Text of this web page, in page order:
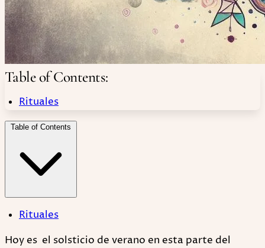
Table of Contents:
Rituales
Table of Contents
Rituales
Hoy es el solsticio de verano en esta parte del